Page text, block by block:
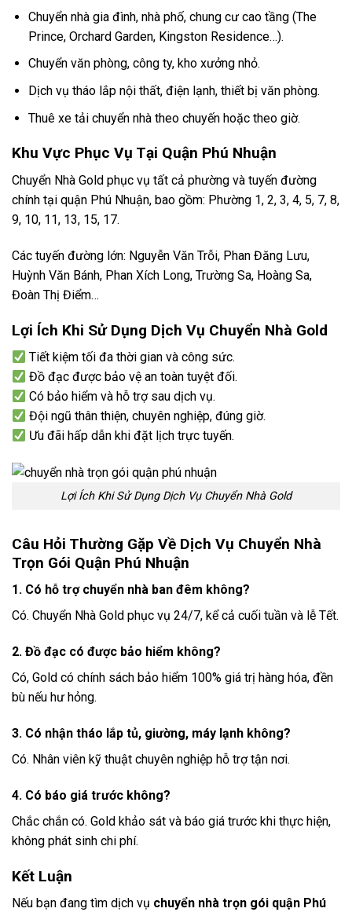
Chuyển nhà gia đình, nhà phố, chung cư cao tầng (The
Prince, Orchard Garden, Kingston Residence…).
Chuyển văn phòng, công ty, kho xưởng nhỏ.
Dịch vụ tháo lắp nội thất, điện lạnh, thiết bị văn phòng.
Thuê xe tải chuyển nhà theo chuyến hoặc theo giờ.
Khu Vực Phục Vụ Tại Quận Phú Nhuận
Chuyển Nhà Gold phục vụ tất cả phường và tuyến đường
chính tại quận Phú Nhuận, bao gồm: Phường 1, 2, 3, 4, 5, 7, 8,
9, 10, 11, 13, 15, 17.
Các tuyến đường lớn: Nguyễn Văn Trỗi, Phan Đăng Lưu,
Huỳnh Văn Bánh, Phan Xích Long, Trường Sa, Hoàng Sa,
Đoàn Thị Điểm…
Lợi Ích Khi Sử Dụng Dịch Vụ Chuyển Nhà Gold
Tiết kiệm tối đa thời gian và công sức.
Đồ đạc được bảo vệ an toàn tuyệt đối.
Có bảo hiểm và hỗ trợ sau dịch vụ.
Đội ngũ thân thiện, chuyên nghiệp, đúng giờ.
Ưu đãi hấp dẫn khi đặt lịch trực tuyến.
Lợi Ích Khi Sử Dụng Dịch Vụ Chuyển Nhà Gold
Câu Hỏi Thường Gặp Về Dịch Vụ Chuyển Nhà
Trọn Gói Quận Phú Nhuận
1. Có hỗ trợ chuyển nhà ban đêm không?
Có. Chuyển Nhà Gold phục vụ 24/7, kể cả cuối tuần và lễ Tết.
2. Đồ đạc có được bảo hiểm không?
Có, Gold có chính sách bảo hiểm 100% giá trị hàng hóa, đền
bù nếu hư hỏng.
3. Có nhận tháo lắp tủ, giường, máy lạnh không?
Có. Nhân viên kỹ thuật chuyên nghiệp hỗ trợ tận nơi.
4. Có báo giá trước không?
Chắc chắn có. Gold khảo sát và báo giá trước khi thực hiện,
không phát sinh chi phí.
Kết Luận
Nếu bạn đang tìm dịch vụ chuyển nhà trọn gói quận Phú